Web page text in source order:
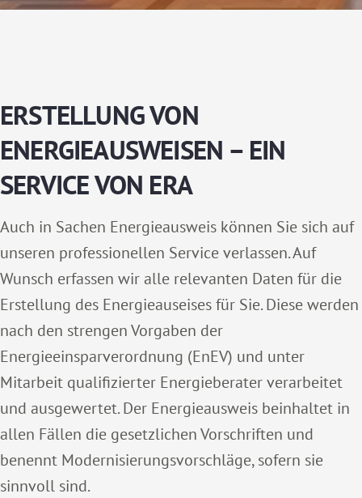
ERSTELLUNG VON
ENERGIEAUSWEISEN – EIN
SERVICE VON ERA
Auch in Sachen Energieausweis können Sie sich auf
unseren professionellen Service verlassen. Auf
Wunsch erfassen wir alle relevanten Daten für die
Erstellung des Energieauseises für Sie. Diese werden
nach den strengen Vorgaben der
Energieeinsparverordnung (EnEV) und unter
Mitarbeit qualifizierter Energieberater verarbeitet
und ausgewertet. Der Energieausweis beinhaltet in
allen Fällen die gesetzlichen Vorschriften und
benennt Modernisierungsvorschläge, sofern sie
sinnvoll sind.